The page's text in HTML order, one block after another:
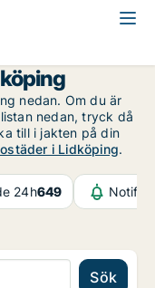
nedan. Om du är
nedan, tryck då
till i jakten på din
i Lidköping.
24h649
Sök